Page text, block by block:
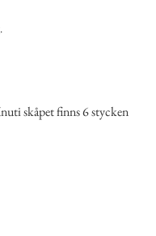
skåpet finns 6 stycken